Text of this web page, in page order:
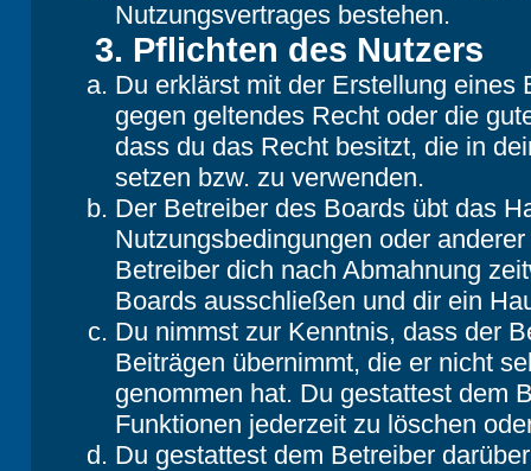
Nutzungsvertrages bestehen.
3. Pflichten des Nutzers
Du erklärst mit der Erstellung eines
gegen geltendes Recht oder die
dass du das Recht besitzt, die in
setzen bzw. zu verwenden.
Der Betreiber des Boards übt das
Nutzungsbedingungen oder
Betreiber dich nach Abmahnung
Boards ausschließen und dir ein
Du nimmst zur Kenntnis, dass der
Beiträgen übernimmt, die er nicht
genommen hat. Du gestattest dem
Funktionen jederzeit zu löschen
Du gestattest dem Betreiber